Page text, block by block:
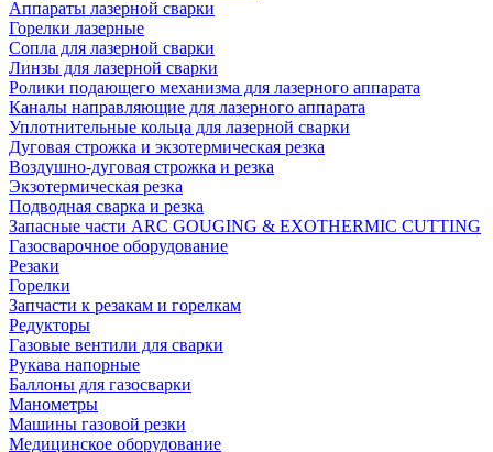
Аппараты лазерной сварки
Горелки лазерные
Сопла для лазерной сварки
Линзы для лазерной сварки
Ролики подающего механизма для лазерного аппарата
Каналы направляющие для лазерного аппарата
Уплотнительные кольца для лазерной сварки
Дуговая строжка и экзотермическая резка
Воздушно-дуговая строжка и резка
Экзотермическая резка
Подводная сварка и резка
Запасные части ARC GOUGING & EXOTHERMIC CUTTING
Газосварочное оборудование
Резаки
Горелки
Запчасти к резакам и горелкам
Редукторы
Газовые вентили для сварки
Рукава напорные
Баллоны для газосварки
Манометры
Машины газовой резки
Медицинское оборудование